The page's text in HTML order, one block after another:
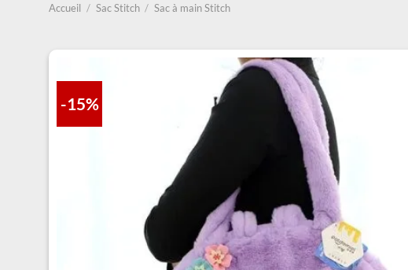
Accueil / Sac Stitch / Sac à main Stitch
-15%